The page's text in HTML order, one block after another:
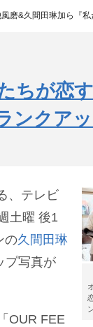
磨&久間田琳加ら『
ちが恋す
ンクア
、テレビ
土曜 後1
の久間田琳
プ写真が
OUR FEE